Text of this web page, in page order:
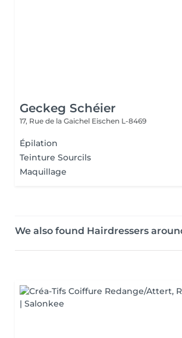
Geckeg Schéier
17, Rue de la Gaichel Eischen L-8469
Épilation
Teinture Sourcils
Maquillage
We also found Hairdressers